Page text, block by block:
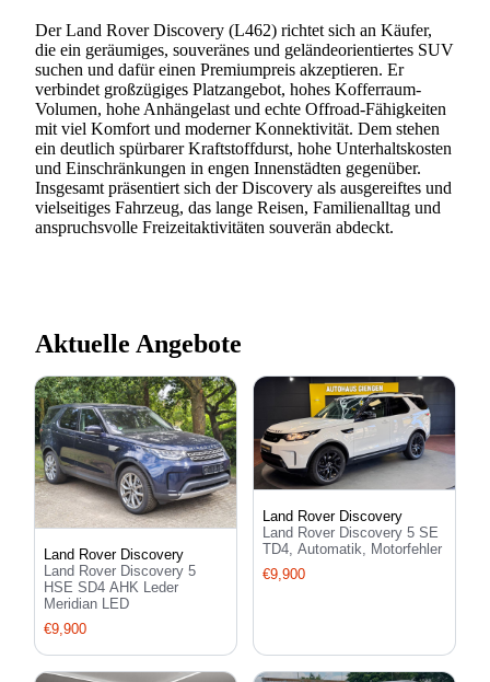
Der Land Rover Discovery (L462) richtet sich an Käufer,
die ein geräumiges, souveränes und geländeorientiertes SUV
suchen und dafür einen Premiumpreis akzeptieren. Er
verbindet großzügiges Platzangebot, hohes Kofferraum-
Volumen, hohe Anhängelast und echte Offroad-Fähigkeiten
mit viel Komfort und moderner Konnektivität. Dem stehen
ein deutlich spürbarer Kraftstoffdurst, hohe Unterhaltskosten
und Einschränkungen in engen Innenstädten gegenüber.
Insgesamt präsentiert sich der Discovery als ausgereiftes und
vielseitiges Fahrzeug, das lange Reisen, Familienalltag und
anspruchsvolle Freizeitaktivitäten souverän abdeckt.
Aktuelle Angebote
Land Rover Discovery
Land Rover Discovery 5
HSE SD4 AHK Leder
Meridian LED
€9,900
Land Rover Discovery
Land Rover Discovery 5 SE
TD4, Automatik, Motorfehler
€9,900